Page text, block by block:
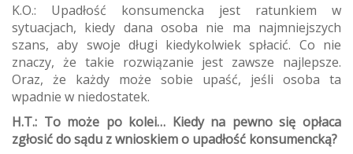
K.O.: Upadłość konsumencka jest ratunkiem w
sytuacjach, kiedy dana osoba nie ma najmniejszych
szans, aby swoje długi kiedykolwiek spłacić. Co nie
znaczy, że takie rozwiązanie jest zawsze najlepsze.
Oraz, że każdy może sobie upaść, jeśli osoba ta
wpadnie w niedostatek.
H.T.: To może po kolei… Kiedy na pewno się opłaca
zgłosić do sądu z wnioskiem o upadłość konsumencką?